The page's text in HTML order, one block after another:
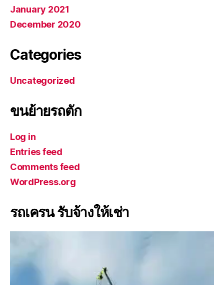
January 2021
December 2020
Categories
Uncategorized
ขนย้ายรถตัก
Log in
Entries feed
Comments feed
WordPress.org
รถเครน รับจ้างให้เช่า